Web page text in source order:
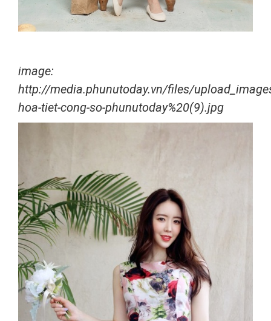
image:
http://media.phunutoday.vn/files/
hoa-tiet-cong-so-phunutoday%20(9).jpg